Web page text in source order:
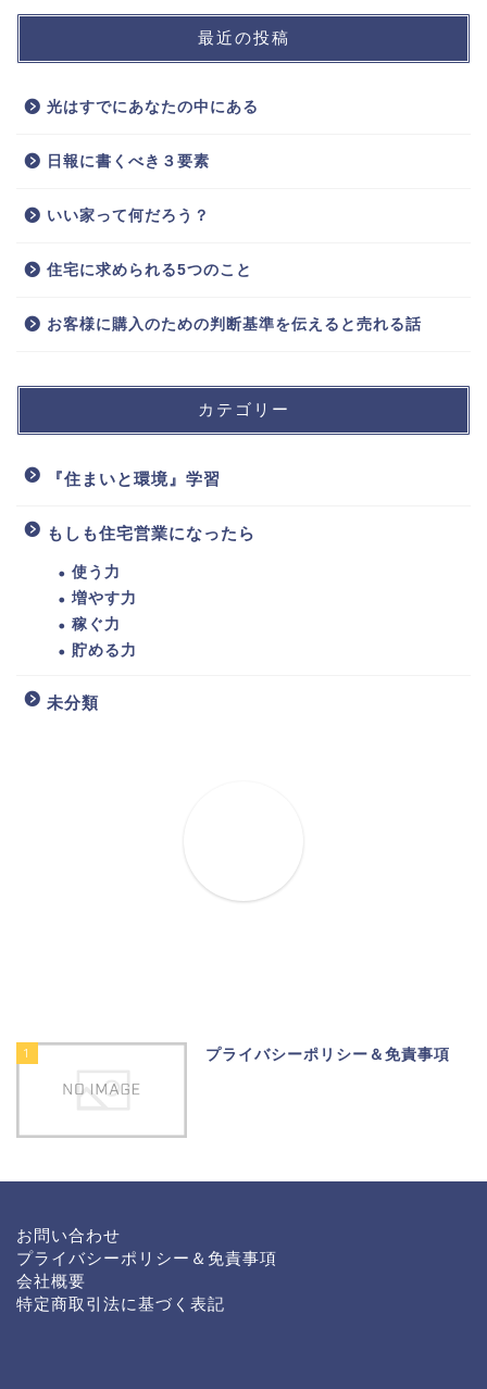
最近の投稿
光はすでにあなたの中にある
日報に書くべき３要素
いい家って何だろう？
住宅に求められる5つのこと
お客様に購入のための判断基準を伝えると売れる話
カテゴリー
『住まいと環境』学習
もしも住宅営業になったら
使う力
増やす力
稼ぐ力
貯める力
未分類
1 プライバシーポリシー＆免責事項
お問い合わせ
プライバシーポリシー＆免責事項
会社概要
特定商取引法に基づく表記